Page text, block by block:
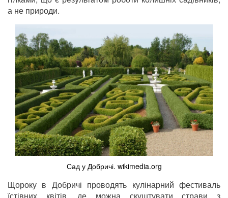
а не природи.
Сад у Добричі. wikimedia.org
Щороку в Добричі проводять кулінарний фестиваль